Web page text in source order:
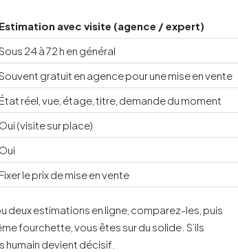
Estimation avec visite (agence / expert)
24 à 72 h en général
gratuit en agence pour une mise en vente
État réel, vue, étage, titre, demande du moment
Oui (visite sur place)
Oui
Fixer le prix de mise en vente
deux estimations en ligne, comparez-les, puis
fourchette, vous êtes sur du solide. S’ils
humain devient décisif.